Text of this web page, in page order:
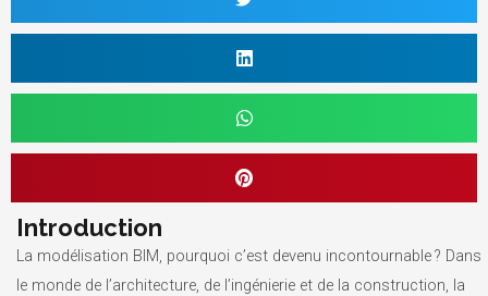
Introduction
La modélisation BIM, pourquoi c’est devenu incontournable ? Dans
le monde de l’architecture, de l’ingénierie et de la construction, la